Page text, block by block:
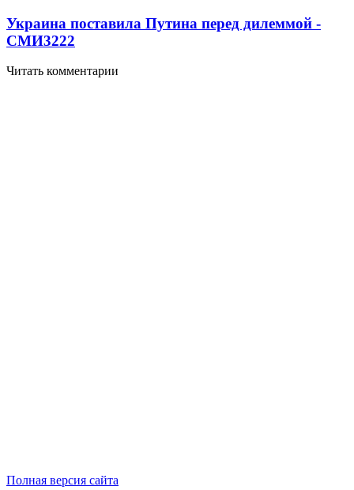
Украина поставила Путина перед дилеммой -
СМИ3222
Читать комментарии
Полная версия сайта